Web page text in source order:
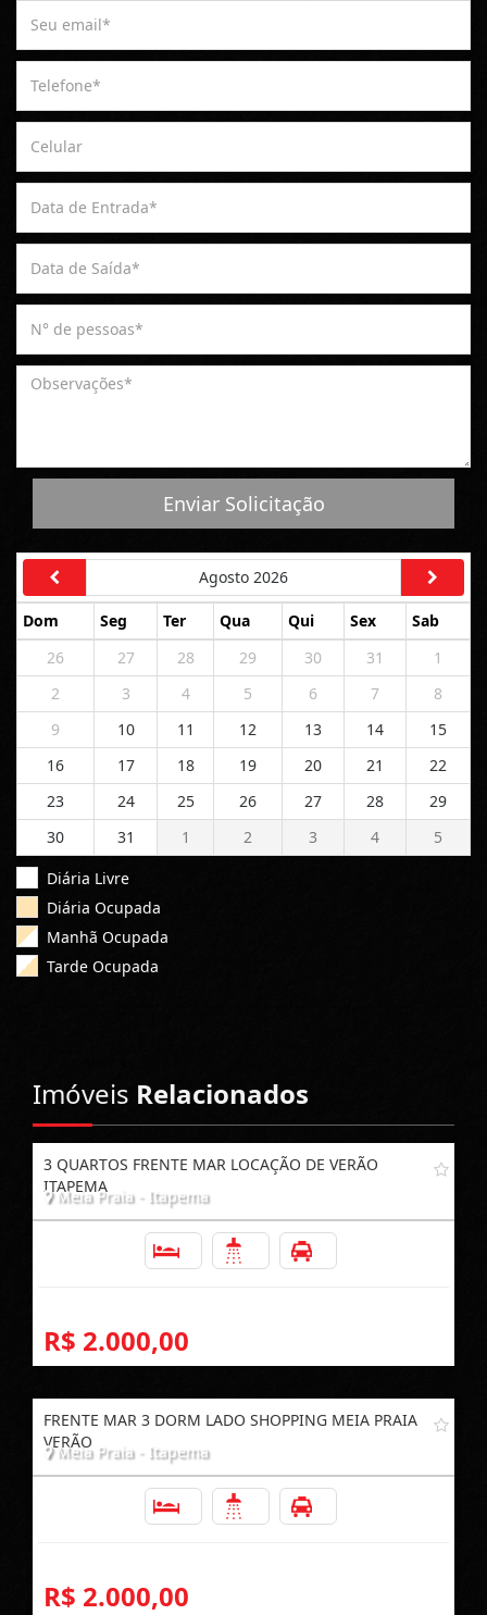
Enviar Solicitação
Agosto 2026
Dom Seg Ter Qua Qui Sex
Sab
26
27 28 29 30 31
1
2
3 4 5 6 7
8
9
10 11 12 13 14
15
16
17 18 19 20 21
22
23
24 25 26 27 28
29
30
31 1 2 3 4
5
Diária Livre
Diária Ocupada
Manhã Ocupada
Tarde Ocupada
Imóveis Relacionados
3 QUARTOS FRENTE MAR LOCAÇÃO DE VERÃO
ITAPEMA
Meia Praia - Itapema
R$ 2.000,00
FRENTE MAR 3 DORM LADO SHOPPING MEIA PRAIA
VERÃO
Meia Praia - Itapema
R$ 2.000,00